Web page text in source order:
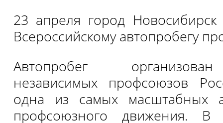
23 апреля город Новосибирск
Всероссийскому автопробегу
Автопробег
независимых профсоюзов
одна из самых масштабных
профсоюзного движения.